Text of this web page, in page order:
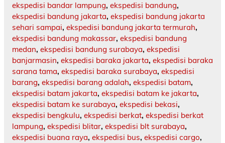
ekspedisi bandar lampung, ekspedisi bandung,
ekspedisi bandung jakarta, ekspedisi bandung jakarta
sehari sampai, ekspedisi bandung jakarta termurah,
ekspedisi bandung makassar, ekspedisi bandung
medan, ekspedisi bandung surabaya, ekspedisi
banjarmasin, ekspedisi baraka jakarta, ekspedisi baraka
sarana tama, ekspedisi baraka surabaya, ekspedisi
barang, ekspedisi barang adalah, ekspedisi batam,
ekspedisi batam jakarta, ekspedisi batam ke jakarta,
ekspedisi batam ke surabaya, ekspedisi bekasi,
ekspedisi bengkulu, ekspedisi berkat, ekspedisi berkat
lampung, ekspedisi blitar, ekspedisi blt surabaya,
ekspedisi buana raya, ekspedisi bus, ekspedisi cargo,